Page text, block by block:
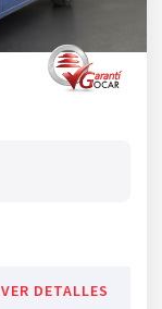
VER DETALLES